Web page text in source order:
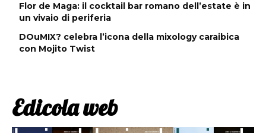
Flor de Maga: il cocktail bar romano dell’estate è in
un vivaio di periferia
DOuMIX? celebra l’icona della mixology caraibica
con Mojito Twist
Edicola web